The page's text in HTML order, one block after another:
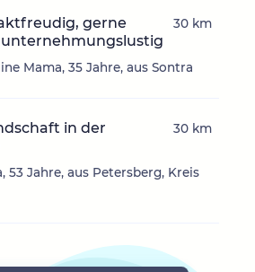
gerne
Mama, 35 Jahre, aus Sontra
30 km
in der
53 Jahre, aus Petersberg, Kreis
30 km